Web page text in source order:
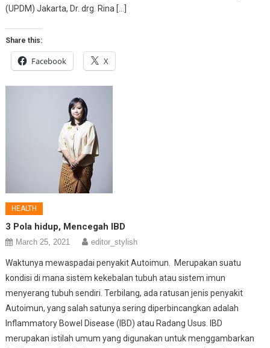
(UPDM) Jakarta, Dr. drg. Rina […]
Share this:
Facebook X
HEALTH
3 Pola hidup, Mencegah IBD
March 25, 2021 editor_stylish
Waktunya mewaspadai penyakit Autoimun. Merupakan suatu
kondisi di mana sistem kekebalan tubuh atau sistem imun
menyerang tubuh sendiri. Terbilang, ada ratusan jenis penyakit
Autoimun, yang salah satunya sering diperbincangkan adalah
Inflammatory Bowel Disease (IBD) atau Radang Usus. IBD
merupakan istilah umum yang digunakan untuk menggambarkan